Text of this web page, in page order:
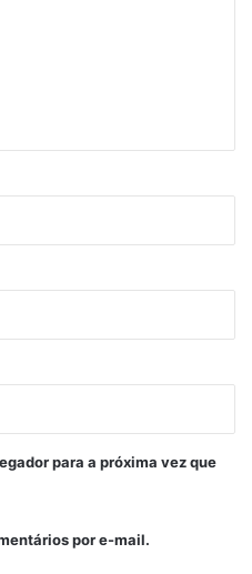
para a próxima vez que
por e-mail.